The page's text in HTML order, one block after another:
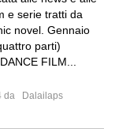
e serie tratti da
novel. Gennaio
parti)
FILM...
da
Dalailaps